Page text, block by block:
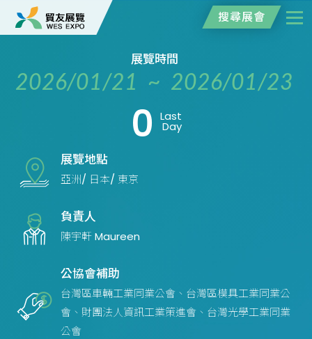
搜尋展會
展覽時間
2026/01/21 ~ 2026/01/23
0 Last
Day
展覽地點
亞洲/ 日本/ 東京
負責人
陳宇軒 Maureen
公協會補助
台灣區車輛工業同業公會、台灣區模具工業同業公
會、財團法人資訊工業策進會、台灣光學工業同業
公會